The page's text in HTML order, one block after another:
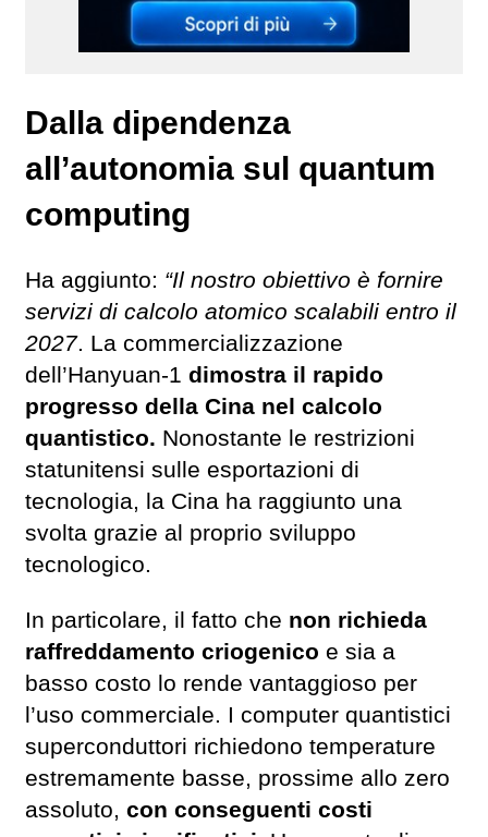
Dalla dipendenza
all’autonomia sul quantum
computing
Ha aggiunto: “Il nostro obiettivo è fornire
servizi di calcolo atomico scalabili entro il
2027. La commercializzazione
dell’Hanyuan-1 dimostra il rapido
progresso della Cina nel calcolo
quantistico. Nonostante le restrizioni
statunitensi sulle esportazioni di
tecnologia, la Cina ha raggiunto una
svolta grazie al proprio sviluppo
tecnologico.
In particolare, il fatto che non richieda
raffreddamento criogenico e sia a
basso costo lo rende vantaggioso per
l’uso commerciale. I computer quantistici
superconduttori richiedono temperature
estremamente basse, prossime allo zero
assoluto, con conseguenti costi